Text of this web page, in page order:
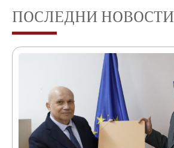
ПОСЛЕДНИ НОВОСТИ